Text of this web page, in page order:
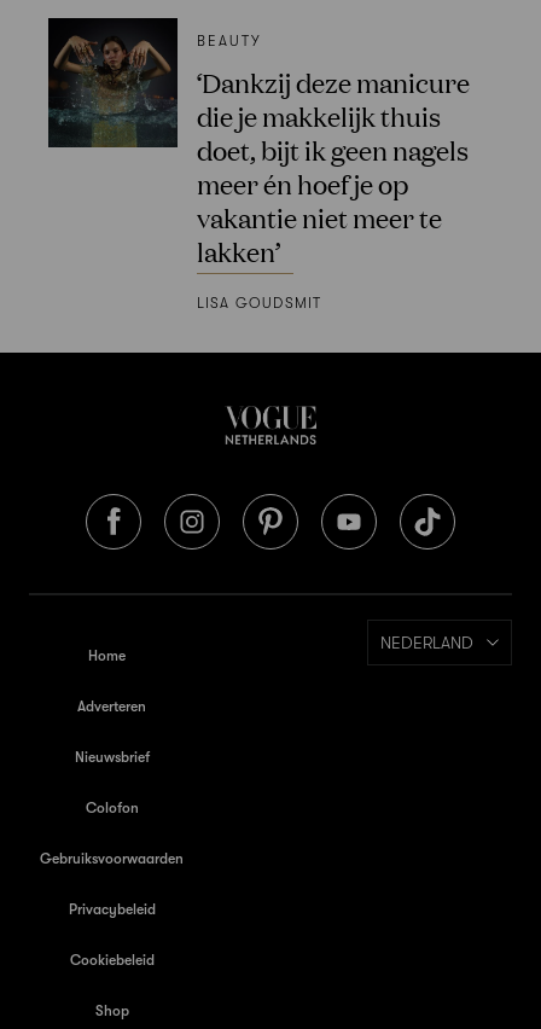
BEAUTY
‘Dankzij deze manicure
die je makkelijk thuis
doet, bijt ik geen nagels
meer én hoef je op
vakantie niet meer te
lakken’
LISA GOUDSMIT
Home
Adverteren
Nieuwsbrief
Colofon
Gebruiksvoorwaarden
Privacybeleid
Cookiebeleid
Shop
NEDERLAND